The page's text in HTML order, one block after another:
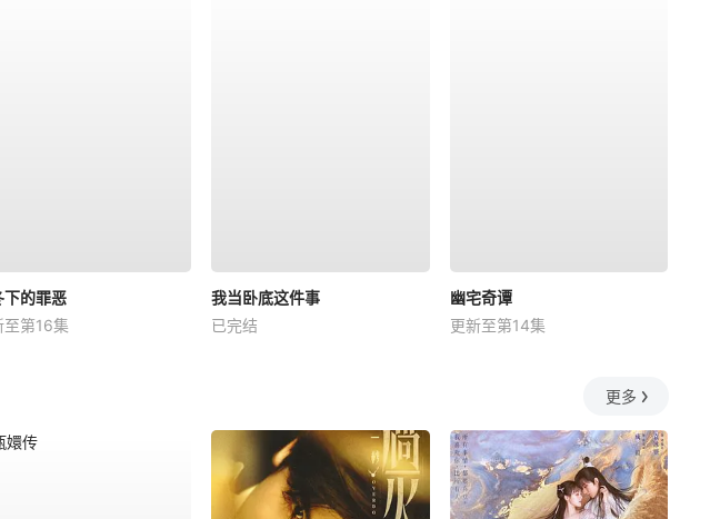
下的罪恶
至第16集
我当卧底这件事
已完结
幽宅奇谭
更新至第14集
更多